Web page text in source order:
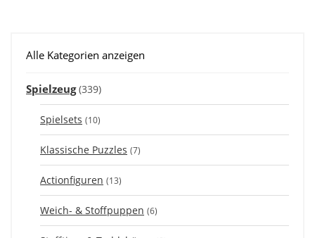
Alle Kategorien anzeigen
Spielzeug (339)
Spielsets (10)
Klassische Puzzles (7)
Actionfiguren (13)
Weich- & Stoffpuppen (6)